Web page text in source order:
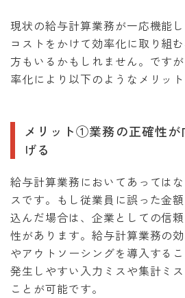
現状の給与計算業務が一応機能
コストをかけて効率化に取り組
方もいるかもしれません。です
率化により以下のようなメリット
メリット①業務の正確性が
げる
給与計算業務においてあっては
スです。もし従業員に誤った金
込んだ場合は、企業としての信
性があります。給与計算業務の
やアウトソーシングを導入する
発生しやすい入力ミスや集計ミ
ことが可能です。